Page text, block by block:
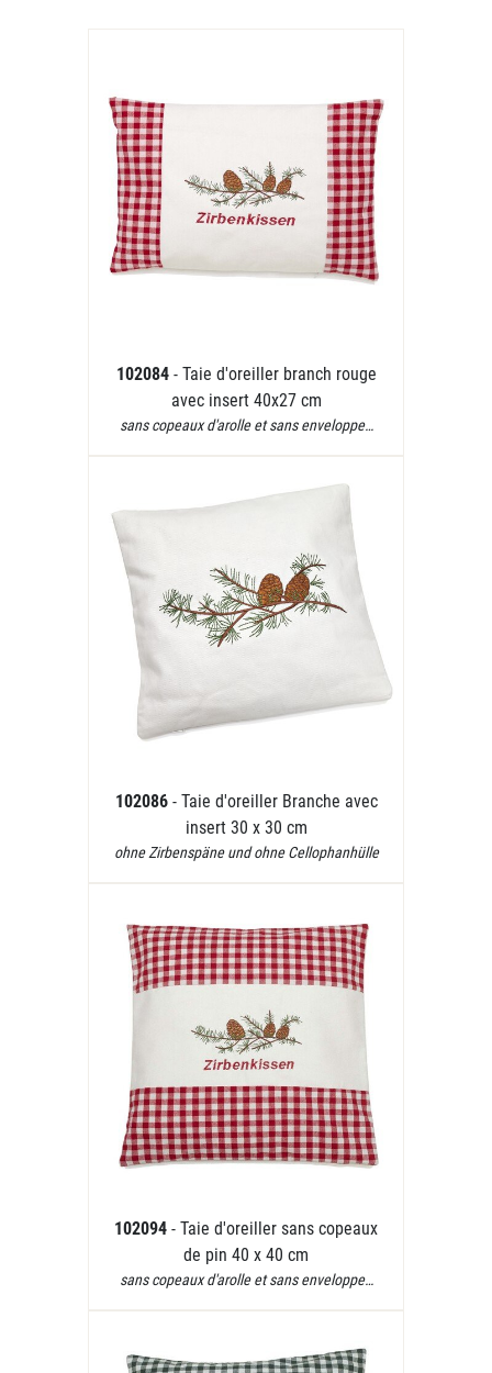
102084 - Taie d'oreiller branch rouge
avec insert 40x27 cm
sans copeaux d'arolle et sans enveloppe…
102086 - Taie d'oreiller Branche avec
insert 30 x 30 cm
ohne Zirbenspäne und ohne Cellophanhülle
102094 - Taie d'oreiller sans copeaux
de pin 40 x 40 cm
sans copeaux d'arolle et sans enveloppe…